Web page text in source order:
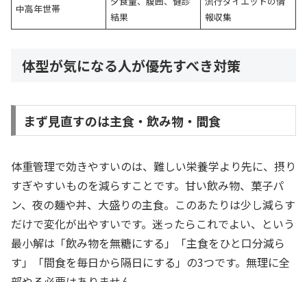
中高年世帯
結果
報収集
体型が気になる人が優先すべき対策
まず見直すのは主食・飲み物・間食
体重管理で効きやすいのは、難しい栄養学より先に、摂り
すぎやすいものを減らすことです。甘い飲み物、菓子パ
ン、夜の麺や丼、大盛りの主食。このあたりは少し減らす
だけで変化が出やすいです。迷ったらこれでよい、という
最小解は「飲み物を無糖にする」「主食をひと口分減ら
す」「間食を毎日から隔日にする」の3つです。無理に全